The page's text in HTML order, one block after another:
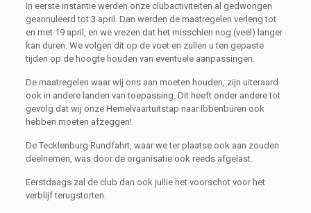
In eerste instantie werden onze clubactiviteiten al gedwongen
geannuleerd tot 3 april. Dan werden de maatregelen verleng tot
en met 19 april, en we vrezen dat het misschien nog (veel) langer
kan duren. We volgen dit op de voet en zullen u ten gepaste
tijden op de hoogte houden van eventuele aanpassingen.
De maatregelen waar wij ons aan moeten houden, zijn uiteraard
ook in andere landen van toepassing. Dit heeft onder andere tot
gevolg dat wij onze Hemelvaartuitstap naar Ibbenbüren ook
hebben moeten afzeggen!
De Tecklenburg Rundfahrt, waar we ter plaatse ook aan zouden
deelnemen, was door de organisatie ook reeds afgelast.
Eerstdaags zal de club dan ook jullie het voorschot voor het
verblijf terugstorten.